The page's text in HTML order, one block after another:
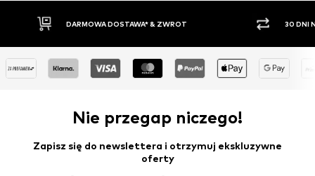
30 DNI NA ZWROT TOWARU
Nie przegap niczego!
Zapisz się do newslettera i otrzymuj ekskluzywne
oferty